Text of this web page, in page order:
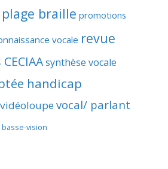
plage braille promotions
vocale revue
synthèse vocale
handicap
vidéoloupevocal/ parlant
basse-vision